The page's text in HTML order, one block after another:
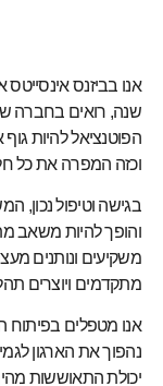
אנו בביזנס
שנה, רואים בחברה
הפוטנציאל להיות
וכזה המפרה את כל
בגישה וטיפול נכון,
והופך להיות משאב
משקיעים ונותנים
מתקדמים ויוצרים
אנו מטפלים בפיתוח
נהפוך את הארגון
יכולת התאוששות